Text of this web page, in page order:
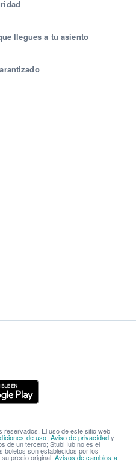
llegues a tu asiento
reservados. El uso de este sitio web
de uso Aviso de privacidady
de un tercero; StubHub no es el
boletos son establecidos por los
precio original. Avisos de cambios a